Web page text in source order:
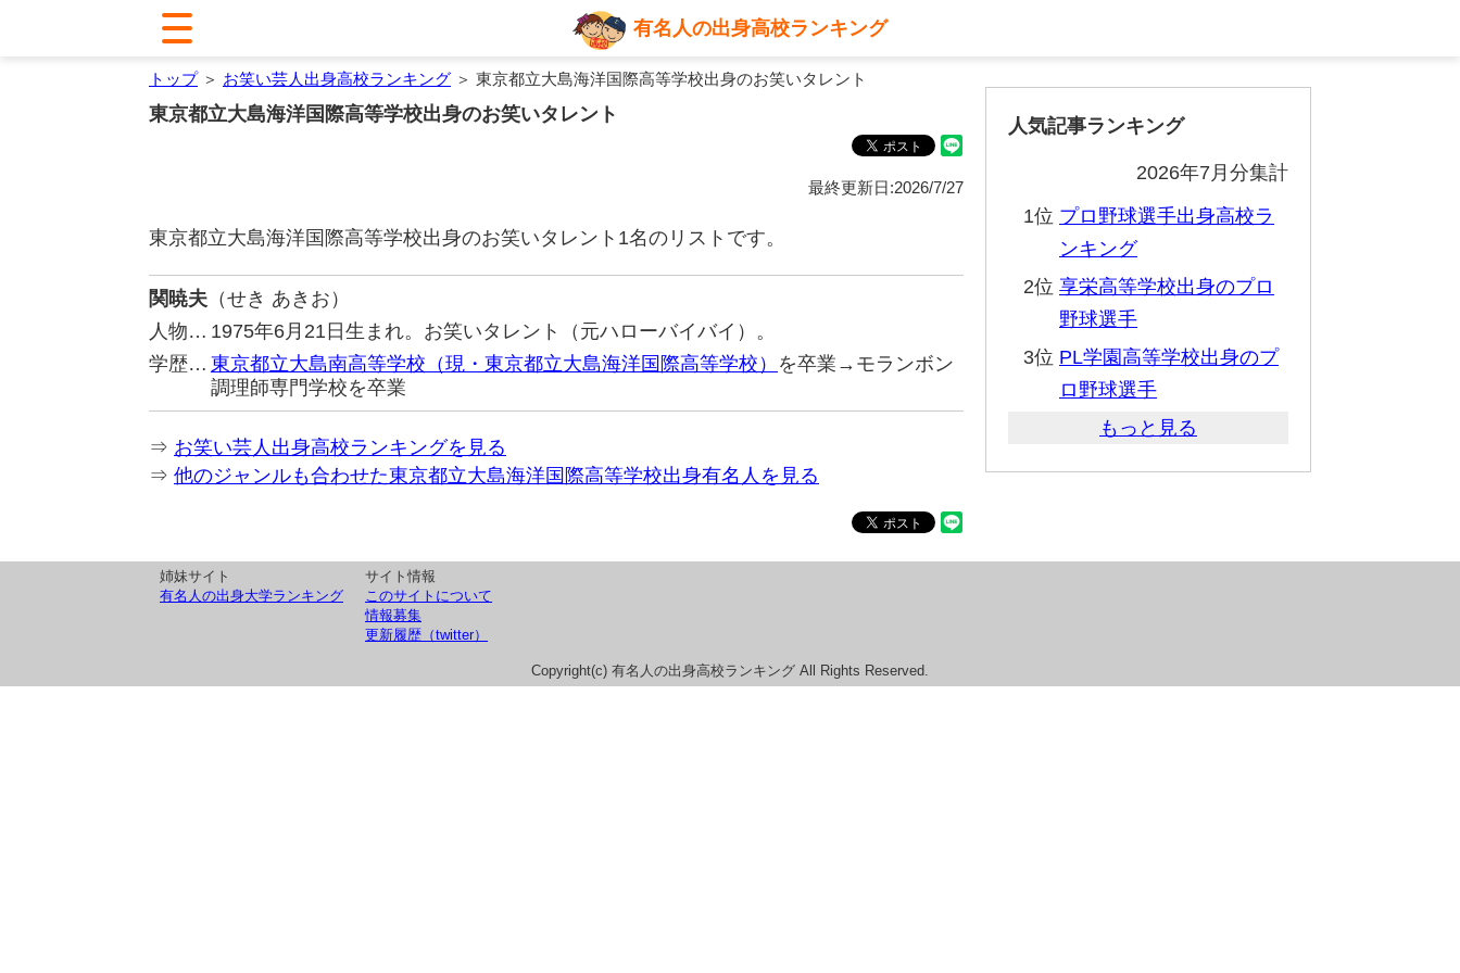
有名人の出身高校ランキング
トップ＞ お笑い芸人出身高校ランキング ＞ 東京都立大島海洋国際高等学校出身のお笑いタレント
東京都立大島海洋国際高等学校出身のお笑いタレント
最終更新日:2026/7/27
東京都立大島海洋国際高等学校出身のお笑いタレント1名のリストです。
関暁夫 （せき あきお）
人物… 1975年6月21日生まれ。お笑いタレント（元ハローバイバイ）。
学歴… 東京都立大島南高等学校（現・東京都立大島海洋国際高等学校） を卒業→モランボン
調理師専門学校を卒業
⇒ お笑い芸人出身高校ランキングを見る
⇒ 他のジャンルも合わせた東京都立大島海洋国際高等学校出身有名人を見る
人気記事ランキング
2026年7月分集計
1位 プロ野球選手出身高校ラ
ンキング
2位 享栄高等学校出身のプロ
野球選手
3位 PL学園高等学校出身のプ
ロ野球選手
もっと見る
姉妹サイト
有名人の出身大学ランキング
サイト情報
このサイトについて
情報募集
更新履歴（twitter）
Copyright(c) 有名人の出身高校ランキング All Rights Reserved.